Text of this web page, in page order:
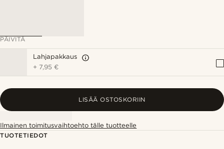
PÄIVITÄ
Lahjapakkaus
+ 7,95 €
LISÄÄ OSTOSKORIIN
Ilmainen toimitusvaihtoehto tälle tuotteelle
TUOTETIEDOT